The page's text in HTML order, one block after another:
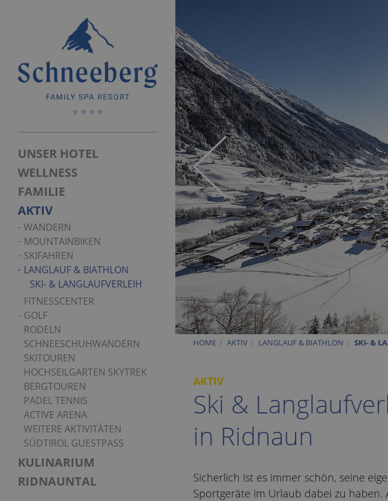
UNSER HOTEL
WELLNESS
FAMILIE
AKTIV
WANDERN
MOUNTAINBIKEN
SKIFAHREN
LANGLAUF & BIATHLON
SKI- & LANGLAUFVERLEIH
FITNESSCENTER
GOLF
RODELN
SCHNEESCHUHWANDERN
SKITOUREN
HOCHSEILGARTEN SKYTREK
BERGTOUREN
PADEL TENNIS
ACTIVE ARENA
WEITERE AKTIVITÄTEN
SÜDTIROL GUESTPASS
KULINARIUM
RIDNAUNTAL
HOME AKTIV LANGLAUF & BIATHLON SKI- &
AKTIV
Ski &
in Ridnaun
Sicherlich ist es immer schön, seine
Sportgeräte im Urlaub dabei zu haben.